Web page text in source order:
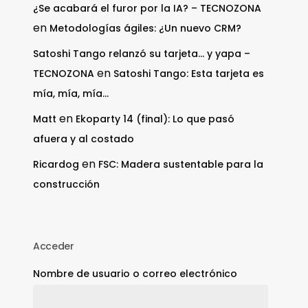
¿Se acabará el furor por la IA? – TECNOZONA
en Metodologías ágiles: ¿Un nuevo CRM?
Satoshi Tango relanzó su tarjeta… y yapa –
TECNOZONAen Satoshi Tango: Esta tarjeta es
mía, mía, mía…
Matt en Ekoparty 14 (final): Lo que pasó
afuera y al costado
Ricardog en FSC: Madera sustentable para la
construcción
Acceder
Nombre de usuario o correo electrónico